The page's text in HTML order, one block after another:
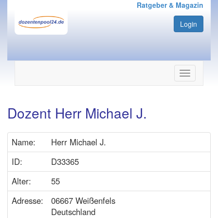
Ratgeber & Magazin
Login
Navigation
ein-/
Dozent Herr Michael J.
Name:
Herr Michael J.
ID:
D33365
Alter:
55
Adresse:
06667 Weißenfels
Deutschland